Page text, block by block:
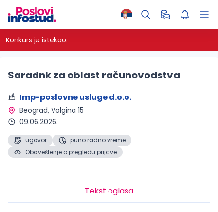
Konkurs je istekao.
Saradnk za oblast računovodstva
Imp-poslovne usluge d.o.o.
Beograd, Volgina 15
09.06.2026.
ugovor
puno radno vreme
Obaveštenje o pregledu prijave
Tekst oglasa